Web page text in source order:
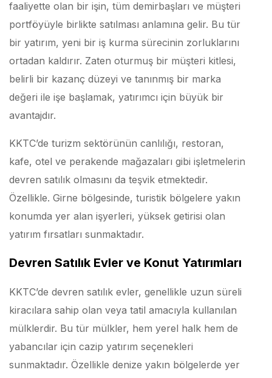
faaliyette olan bir işin, tüm demirbaşları ve müşteri
portföyüyle birlikte satılması anlamına gelir. Bu tür
bir yatırım, yeni bir iş kurma sürecinin zorluklarını
ortadan kaldırır. Zaten oturmuş bir müşteri kitlesi,
belirli bir kazanç düzeyi ve tanınmış bir marka
değeri ile işe başlamak, yatırımcı için büyük bir
avantajdır.
KKTC’de turizm sektörünün canlılığı, restoran,
kafe, otel ve perakende mağazaları gibi işletmelerin
devren satılık olmasını da teşvik etmektedir.
Özellikle. Girne bölgesinde, turistik bölgelere yakın
konumda yer alan işyerleri, yüksek getirisi olan
yatırım fırsatları sunmaktadır.
Devren Satılık Evler ve Konut Yatırımları
KKTC’de devren satılık evler, genellikle uzun süreli
kiracılara sahip olan veya tatil amacıyla kullanılan
mülklerdir. Bu tür mülkler, hem yerel halk hem de
yabancılar için cazip yatırım seçenekleri
sunmaktadır. Özellikle denize yakın bölgelerde yer